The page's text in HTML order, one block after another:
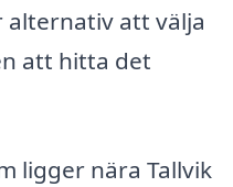
alternativ att välja
att hitta det
ligger nära Tallvik